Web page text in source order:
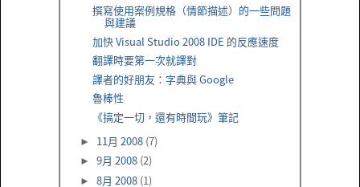
撰寫使用案例規格（情節描述）的一些問題
與建議
加快 Visual Studio 2008 IDE 的反應速度
翻譯時要第一次就譯對
譯者的好朋友：字典與 Google
魯棒性
《搞定一切，還有時間玩》筆記
► 11月 2008 (7)
► 9月 2008 (2)
► 8月 2008 (1)